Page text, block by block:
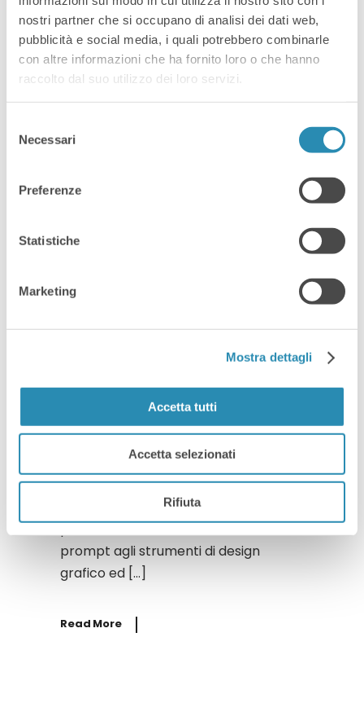
nostri partner che si occupano di analisi dei dati web,
pubblicità e social media, i quali potrebbero combinarle
con altre informazioni che ha fornito loro o che hanno
raccolto dal suo utilizzo dei loro servizi.
delNecessari
Preferenze
Statistiche
Marketing
Mostra dettagli
Accetta tutti
Accetta selezionati
Rifiuta
Read More
EXTRAORDINARY
DAYS – AI
WORKFLOW
Fondamenti, tools e strategie per
sala plenaria – prima sessione:
Workflow tramite AI 9.00 – 12.00
Fondamenti Teorici e Introduzione agli
Strumenti ChatGPT, Canva e CapCut
per la creazione di contenuti dal
prompt agli strumenti di design
grafico ed […]
Read More